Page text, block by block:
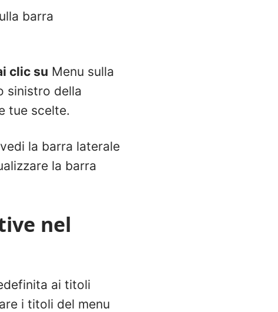
barra
clic su Menu sulla
sinistro della
tue scelte.
la barra laterale
la barra
nel
ai titoli
i titoli del menu